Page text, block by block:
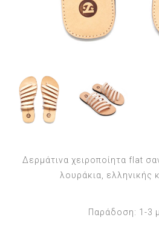
Δερμάτινα χειροποίητα flat
λουράκια, ελληνικής
Παράδοση: 1-3